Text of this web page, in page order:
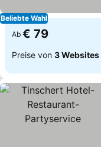
Beliebte Wahl
Ab € 79
Preise von 3 Websites